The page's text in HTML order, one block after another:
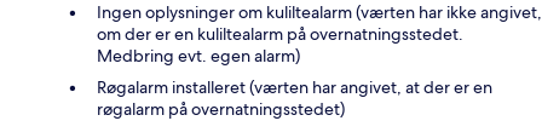
Ingen oplysninger om kuliltealarm (værten har ikke angivet,
om der er en kuliltealarm på overnatningsstedet.
Medbring evt. egen alarm)
Røgalarm installeret (værten har angivet, at der er en
røgalarm på overnatningsstedet)